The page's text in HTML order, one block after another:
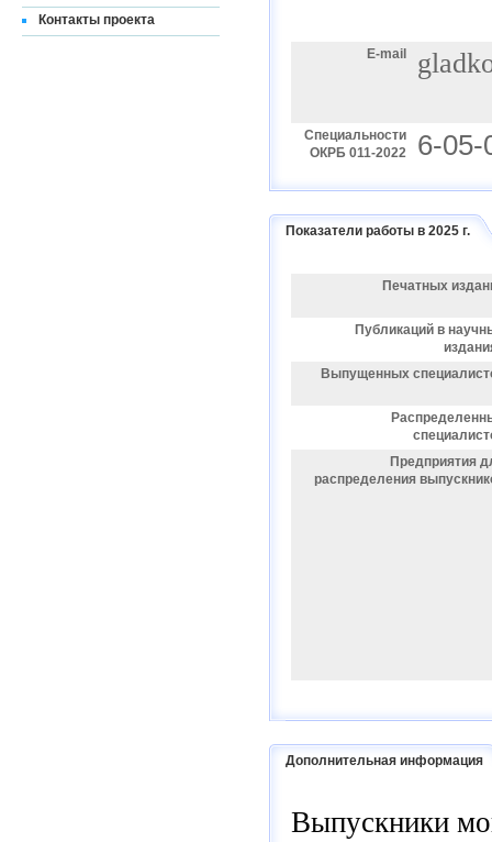
Контакты проекта
E-mail
Специальности
ОКРБ 011-2022
6-05-
Показатели работы в 2025 г.
Печатных
Публикаций в
Выпущенных
Предприятия
распределения
Дополнительная информация
Выпускники